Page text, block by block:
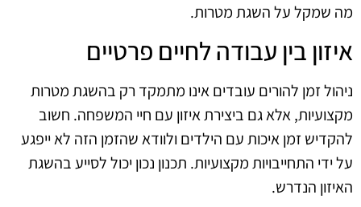
מה שמקל על השגת מטרות.
איזון בין עבודה לחיים פרטיים
ניהול זמן להורים עובדים אינו מתמקד רק בהשגת מטרות
מקצועיות, אלא גם ביצירת איזון עם חיי המשפחה. חשוב
להקדיש זמן איכות עם הילדים ולוודא שהזמן הזה לא ייפגע
על ידי התחייבויות מקצועיות. תכנון נכון יכול לסייע בהשגת
האיזון הנדרש.